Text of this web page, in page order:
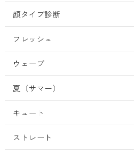
顔タイプ診断
フレッシュ
ウェーブ
夏（サマー）
キュート
ストレート